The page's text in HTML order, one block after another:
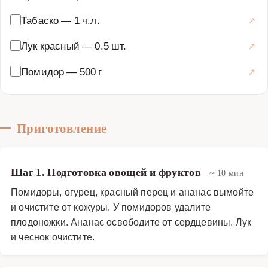
Табаско— 1 ч.л.
Лук красный —0.5 шт.
Помидор— 500 г
Приготовление
Шаг 1. Подготовка овощей и фруктов ~ 10 мин
Помидоры, огурец, красный перец и ананас вымойте
и очистите от кожуры. У помидоров удалите
плодоножки. Ананас освободите от сердцевины. Лук
и чеснок очистите.